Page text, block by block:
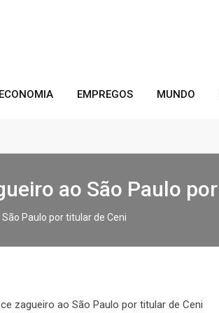
ECONOMIA EMPREGOS MUNDO
ao São Paulo
Paulo por titular de Ceni